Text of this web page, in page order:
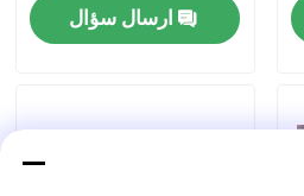
ارسال سؤال